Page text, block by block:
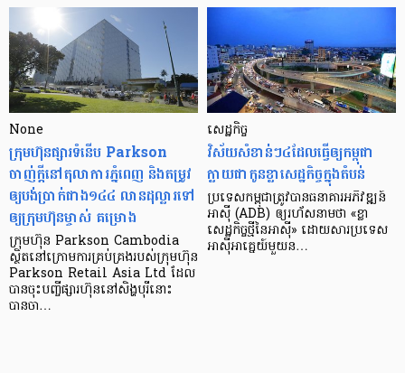
None
ក្រុមហ៊ុនផ្សារទំនើប Parkson
ចាញ់ក្ដីនៅតុលាការភ្នំពេញ និងតម្រូវ
ឲ្យបង់ប្រាក់ជាង១៤៤ លានដុល្លារទៅ
ឲ្យក្រុមហ៊ុនម្ចាស់ គម្រោង
ក្រុមហ៊ុន Parkson Cambodia
ស្ថិតនៅក្រោមការគ្រប់គ្រងរបស់ក្រុមហ៊ុន
Parkson Retail Asia Ltd ដែល
បានចុះបញ្ចីផ្សារហ៊ុននៅសិង្ហបុរីនោះ
បានចា…
សេដ្ឋកិច្ច​
វិស័យ​សំខាន់ៗ​៤​ដែល​ធ្វើ​ឲ្យ​កម្ពុជា​
ក្លាយ​ជា​កូន​ខ្លា​សេដ្ឋកិច្ច​ក្នុង​តំបន់
ប្រទេស​កម្ពុជា​ត្រូវ​បាន​ធនាគារ​អភិវឌ្ឍន៍​
អាស៊ី (ADB) ឲ្យ​រហ័ស​នាមថា «ខ្លា​
សេដ្ឋកិច្ច​ថ្មី​នៃ​អាស៊ី» ដោយសារ​ប្រទេស​
អាស៊ី​អាគ្នេយ៍​មួយ​ន…